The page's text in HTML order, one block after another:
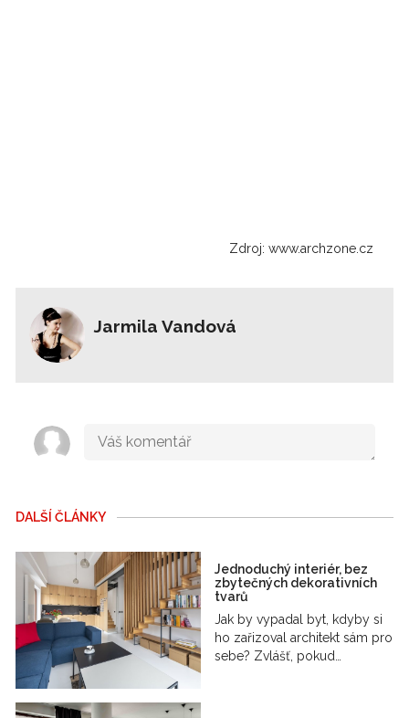
Zdroj: www.archzone.cz
Jarmila Vandová
DALŠÍ ČLÁNKY
Jednoduchý interiér, bez
zbytečných dekorativních
tvarů
Jak by vypadal byt, kdyby si
ho zařizoval architekt sám pro
sebe? Zvlášť, pokud…